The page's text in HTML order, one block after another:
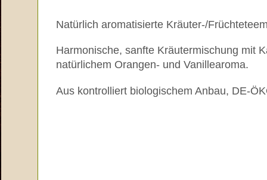
Natürlich aromatisierte Kräuter-/
Harmonische, sanfte Kräutermischung mit
natürlichem Orangen- und Vanillearoma.
Aus kontrolliert biologischem Anbau, DE-